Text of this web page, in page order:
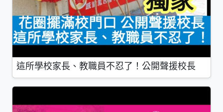
這所學校家長、教職員不忍了！公開聲援校長